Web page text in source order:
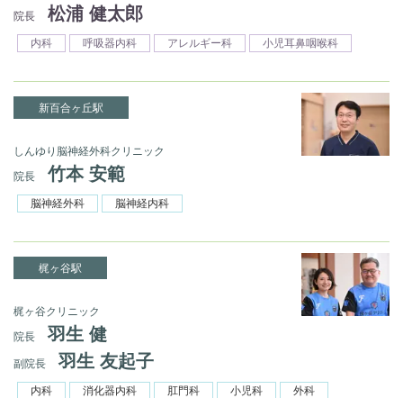
院長
松浦 健太郎
内科 呼吸器内科 アレルギー科 小児耳鼻咽喉科
新百合ヶ丘駅
しんゆり脳神経外科クリニック
院長
竹本 安範
脳神経外科 脳神経内科
梶ヶ谷駅
梶ヶ谷クリニック
院長
羽生 健
副院長 羽生 友起子
内科 消化器内科 肛門科 小児科
外科